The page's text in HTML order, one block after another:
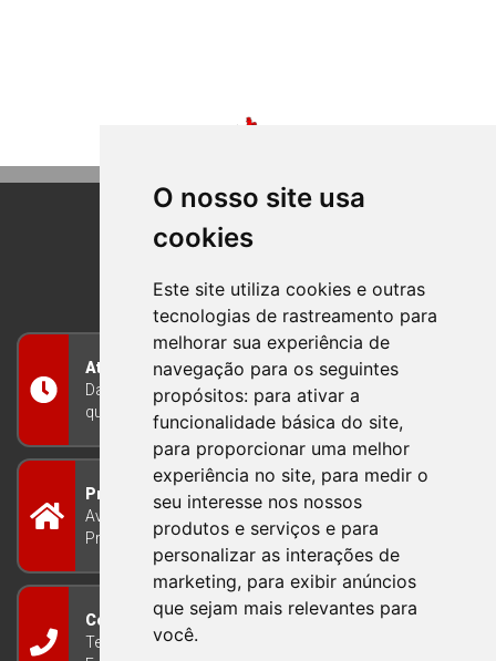
O nosso site usa
cookies
Este site utiliza cookies e outras
tecnologias de rastreamento para
melhorar sua experiência de
navegação para os seguintes
propósitos: para ativar a
funcionalidade básica do site,
para proporcionar uma melhor
experiência no site, para medir o
seu interesse nos nossos
produtos e serviços e para
personalizar as interações de
marketing, para exibir anúncios
que sejam mais relevantes para
você.
BOM PRINCIPIO
RIO GRANDE DO SUL
Atendimento
Das 8h às 12h e das 13h às 17h30, de segunda a
quinta-feira, e nas sextas-feiras das 7h às 13h
Prefeitura Municipal
Avenida Guilherme Winter 65 - Centro Bom
Princípio/RS - Brasil CEP 95765-000
Contato
Telefone: (51) 3634-8100